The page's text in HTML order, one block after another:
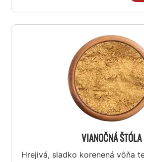
VIANOČNÁ ŠTÓLA
Hrejivá, sladko korenená vôňa